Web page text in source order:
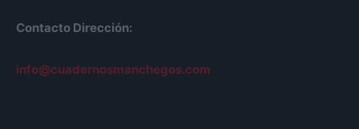
Contacto Dirección:
info@cuadernosmanchegos.com